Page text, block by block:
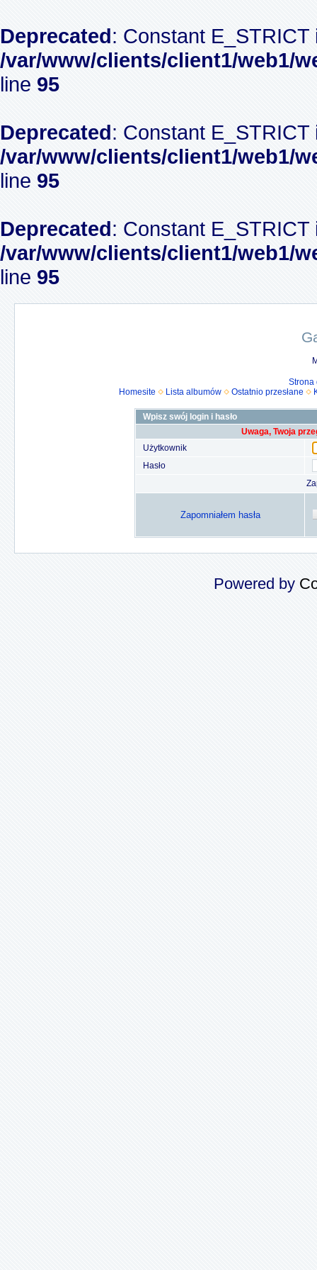
Deprecated: Constant
/var/www/clients/client1/web1/
line 95
Deprecated: Constant
/var/www/clients/client1/web1/
line 95
Deprecated: Constant
/var/www/clients/client1/web1/
line 95
Strona
Homesite
Lista albumów Ostatnio przesłane
Wpisz swój login i hasło
Uwaga, Twoja
Użytkownik
Hasło
Zapomniałem hasła
Powered by